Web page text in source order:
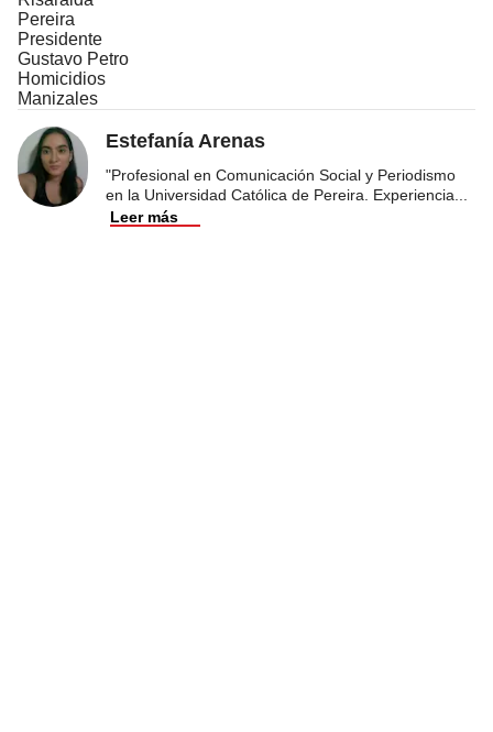
Pereira
Presidente
Gustavo Petro
Homicidios
Manizales
Estefanía Arenas
"Profesional en Comunicación Social y Periodismo
en la Universidad Católica de Pereira. Experiencia
Leer más